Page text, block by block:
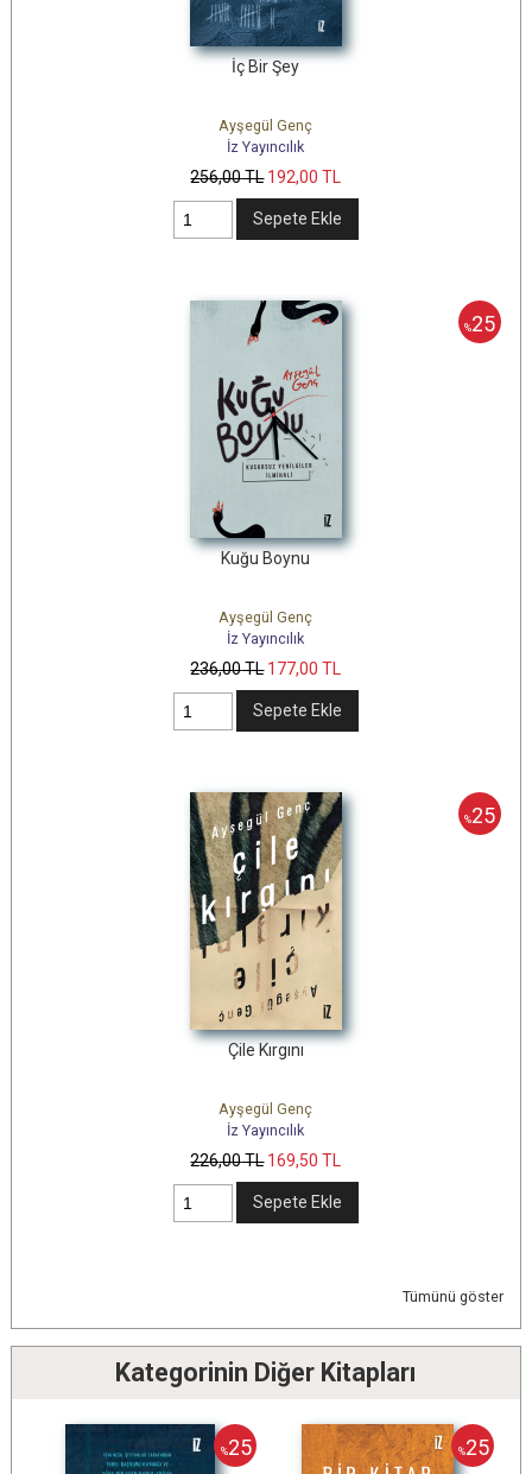
İç Bir Şey
Ayşegül Genç
İz Yayıncılık
256,00TL 192,00 TL
Sepete Ekle
%25
Kuğu Boynu
Ayşegül Genç
İz Yayıncılık
236,00TL 177,00 TL
Sepete Ekle
%25
Çile Kırgını
Ayşegül Genç
İz Yayıncılık
226,00TL 169,50 TL
Sepete Ekle
Tümünü göster
Kategorinin Diğer Kitapları
%25